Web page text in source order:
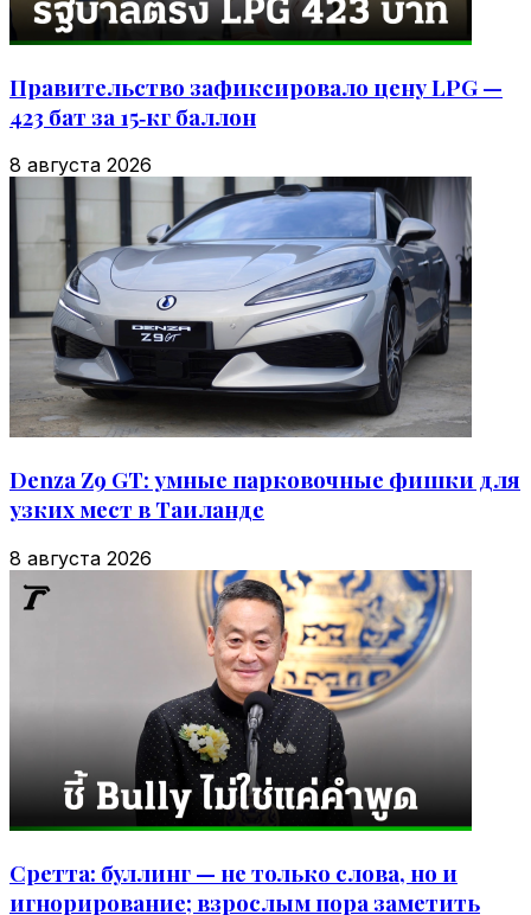
Правительство зафиксировало цену LPG —
423 бат за 15‑кг баллон
8 августа 2026
Denza Z9 GT: умные парковочные фишки для
узких мест в Таиланде
8 августа 2026
Сретта: буллинг — не только слова, но и
игнорирование; взрослым пора заметить